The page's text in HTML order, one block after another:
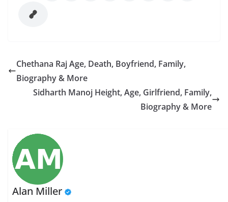
Chethana Raj Age, Death, Boyfriend, Family,
Biography & More
Sidharth Manoj Height, Age, Girlfriend, Family,
Biography & More
Alan Miller